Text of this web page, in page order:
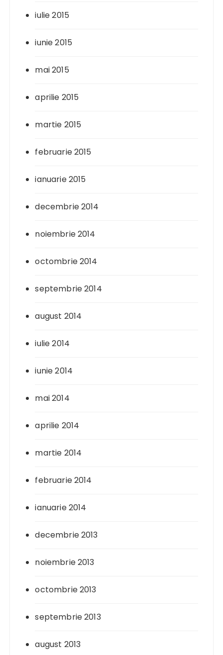
iulie 2015
iunie 2015
mai 2015
aprilie 2015
martie 2015
februarie 2015
ianuarie 2015
decembrie 2014
noiembrie 2014
octombrie 2014
septembrie 2014
august 2014
iulie 2014
iunie 2014
mai 2014
aprilie 2014
martie 2014
februarie 2014
ianuarie 2014
decembrie 2013
noiembrie 2013
octombrie 2013
septembrie 2013
august 2013